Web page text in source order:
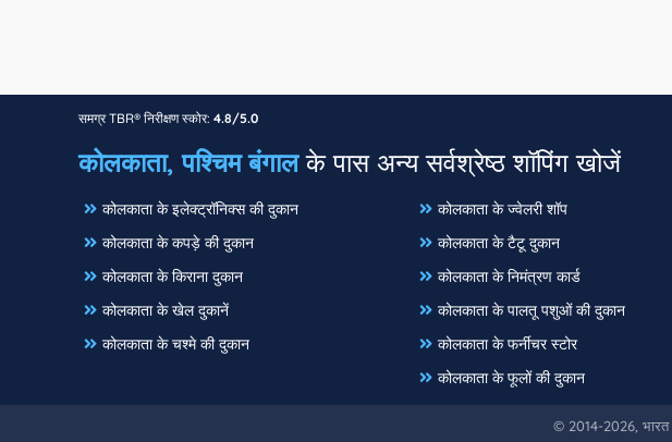
समग्र TBR® निरीक्षण स्कोर: 4.8/5.0
कोलकाता, पश्चिम बंगालके पास अन्य सर्वश्रेष्ठ शॉपिंग खोजें
कोलकाता के इलेक्ट्रॉनिक्स की दुकान
कोलकाता के कपड़े की दुकान
कोलकाता के किराना दुकान
कोलकाता के खेल दुकानें
कोलकाता के चश्मे की दुकान
कोलकाता के ज्वेलरी शॉप
कोलकाता के टैटू दुकान
कोलकाता के निमंत्रण कार्ड
कोलकाता के पालतू पशुओं की दुकान
कोलकाता के फर्नीचर स्टोर
कोलकाता के फूलों की दुकान
© 2014-2026, भारत